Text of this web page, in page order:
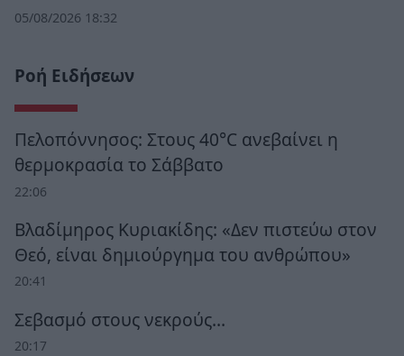
05/08/2026 18:32
Ροή Ειδήσεων
Πελοπόννησος: Στους 40°C ανεβαίνει η
θερμοκρασία το Σάββατο
22:06
Βλαδίμηρος Κυριακίδης: «Δεν πιστεύω στον
Θεό, είναι δημιούργημα του ανθρώπου»
20:41
Σεβασμό στους νεκρούς…
20:17